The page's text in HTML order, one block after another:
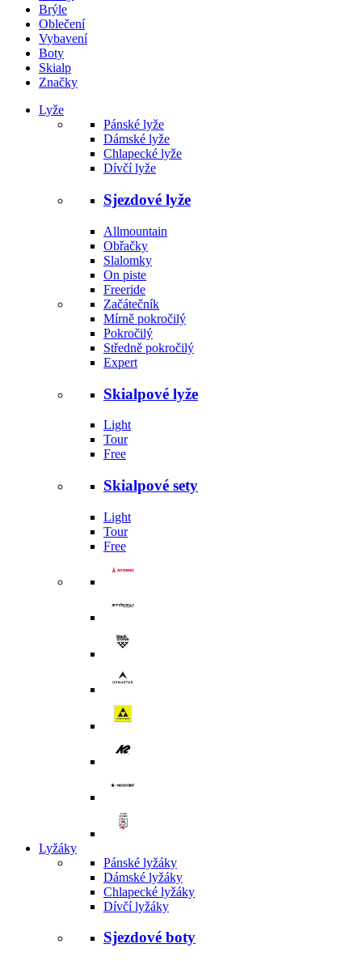
Brýle
Oblečení
Vybavení
Boty
Skialp
Značky
Lyže
Pánské lyže
Dámské lyže
Chlapecké lyže
Dívčí lyže
Sjezdové lyže
Allmountain
Obřačky
Slalomky
On piste
Freeride
Začátečník
Mírně pokročilý
Pokročilý
Středně pokročilý
Expert
Skialpové lyže
Light
Tour
Free
Skialpové sety
Light
Tour
Free
Lyžáky
Pánské lyžáky
Dámské lyžáky
Chlapecké lyžáky
Dívčí lyžáky
Sjezdové boty